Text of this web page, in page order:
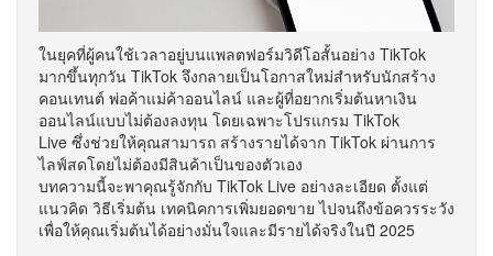
ในยุคที่ผู้คนใช้เวลาอยู่บนแพลตฟอร์มวิดีโอสั้นอย่าง TikTok
มากขึ้นทุกวัน TikTok จึงกลายเป็นโอกาสใหม่สำหรับนักสร้าง
คอนเทนต์ พ่อค้าแม่ค้าออนไลน์ และผู้ที่อยากเริ่มต้นหาเงิน
ออนไลน์แบบไม่ต้องลงทุน โดยเฉพาะโปรแกรม TikTok
Live ซึ่งช่วยให้คุณสามารถ สร้างรายได้จาก TikTok ผ่านการ
ไลฟ์สดโดยไม่ต้องมีสินค้าเป็นของตัวเอง
บทความนี้จะพาคุณรู้จักกับ TikTok Live อย่างละเอียด ตั้งแต่
แนวคิด วิธีเริ่มต้น เทคนิคการเพิ่มยอดขาย ไปจนถึงข้อควรระวัง
เพื่อให้คุณเริ่มต้นได้อย่างมั่นใจและมีรายได้จริงในปี 2025